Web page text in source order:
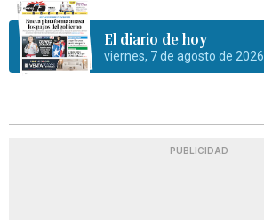
El diario de hoy
viernes, 7 de agosto de 2026
PUBLICIDAD